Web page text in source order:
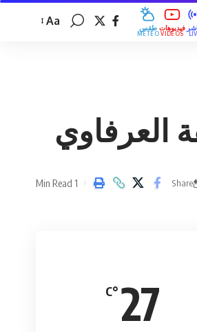
طقس
MÉTÉO
فيديوهات
VIDÉOS
Aa
العرفاوي
Share
1 Min Read
27
°C